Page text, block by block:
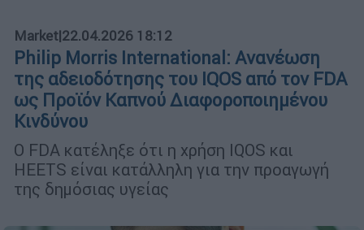
Market|22.04.2026 18:12
Philip Morris International: Ανανέωση
της αδειοδότησης του IQOS από τον FDA
ως Προϊόν Καπνού Διαφοροποιημένου
Κινδύνου
Ο FDA κατέληξε ότι η χρήση IQOS και
HEETS είναι κατάλληλη για την προαγωγή
της δημόσιας υγείας